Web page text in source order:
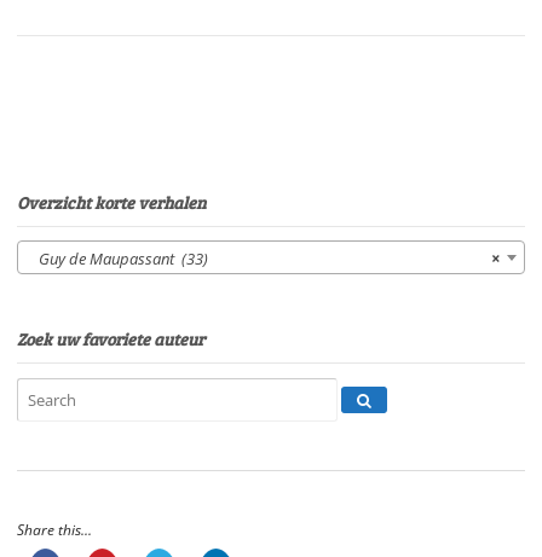
Eltjo
Overzicht korte verhalen
×
Guy de Maupassant (33)
Zoek uw favoriete auteur
Share this...